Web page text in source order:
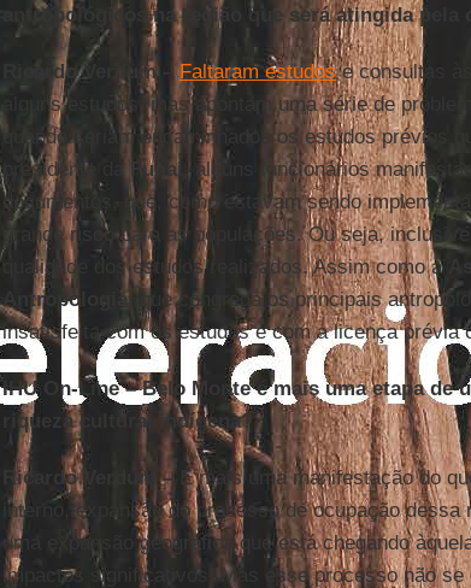
antropológicos na região que será atingida pela
Ricardo Verdum – Faltaram estudose consultas
alguns estudos, mas apontam uma série de
quando seriam encaminhados os estudos prévios
presidente da
Funai
, alguns funcionários
documentos, que, como estavam sendo
grande risco para as populações. Ou seja,
qualidade dos estudos realizados. Assim como a
Antropologia, que congrega os principais
insatisfeita com os estudos e com a licença prévia
IHU On-Line–Belo Monte é mais uma etapa de
riqueza cultural indígena?
Ricardo Verdum–É mais uma manifestação do
interno, expansão do processo de ocupação
uma expansão geográfica que está chegando
impactos significativos. Mas esse processo não